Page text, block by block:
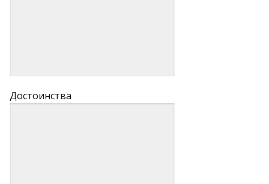
Достоинства